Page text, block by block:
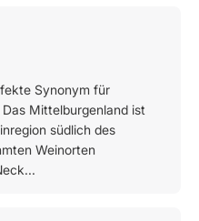
Synonym für
Mittelburgenland ist
südlich des
Weinorten